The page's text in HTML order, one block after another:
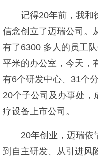
记得20年前，我和
信念创立了迈瑞公司。
有了6300 多人的员工
平米的办公室，今天，
有6个研发中心、31个
20个子公司及办事处，
疗设备上市公司。
20年创业，迈瑞依
到自主研发、从引进风